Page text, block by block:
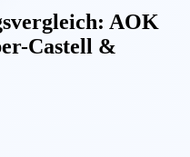
AOK
Castell &